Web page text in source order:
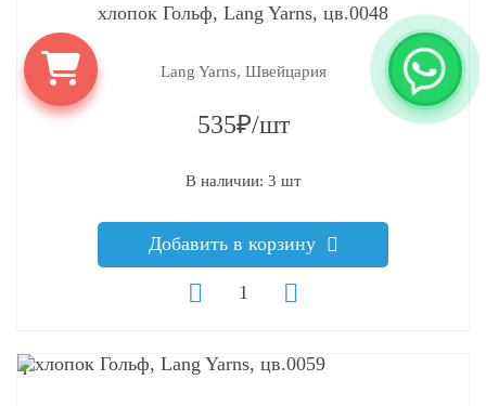
хлопок Гольф, Lang Yarns, цв.0048
Lang Yarns, Швейцария
535₽/шт
В наличии: 3 шт
Добавить в корзину
q